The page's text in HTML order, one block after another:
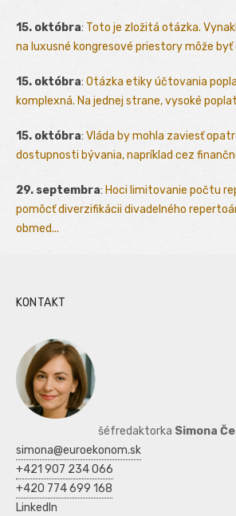
15. októbra: Toto je zložitá otázka.
na luxusné kongresové priestory môže byť
15. októbra: Otázka etiky účtovania
komplexná. Na jednej strane, vysoké
15. októbra: Vláda by mohla zaviesť
dostupnosti bývania, napríklad cez
29. septembra: Hoci limitovanie počtu
pomôcť diverzifikácii divadelného
obmed...
KONTAKT
šéfredaktorka Simona
simona@euroekonom.sk
+421 907 234 066
+420 774 699 168
LinkedIn